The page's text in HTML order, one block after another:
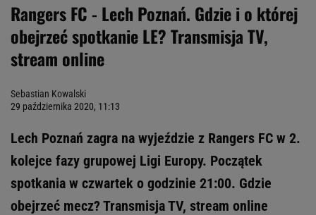
Rangers FC - Lech Poznań. Gdzie i o której
obejrzeć spotkanie LE? Transmisja TV,
stream online
Sebastian Kowalski
29 października 2020, 11:13
Lech Poznań zagra na wyjeździe z Rangers FC w 2.
kolejce fazy grupowej Ligi Europy. Początek
spotkania w czwartek o godzinie 21:00. Gdzie
obejrzeć mecz? Transmisja TV, stream online